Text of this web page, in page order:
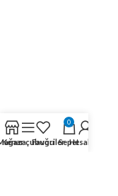
Kenar çubuğu
Favoriler
0
SepetHesabım